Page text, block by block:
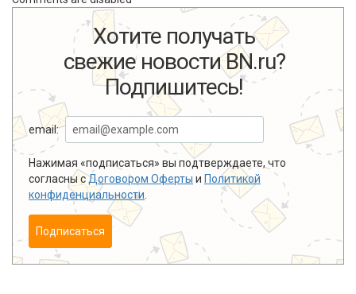
Хотите получать
свежие новости BN.ru?
Подпишитесь!
email:
Нажимая «подписаться» вы подтверждаете, что
согласны сДоговором Оферты и Политикой
конфиденциальности
Подписаться